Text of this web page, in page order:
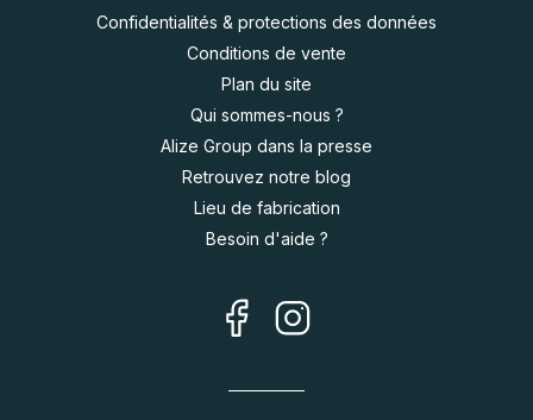
Confidentialités & protections des données
Conditions de vente
Plan du site
Qui sommes-nous ?
Alize Group dans la presse
Retrouvez notre blog
Lieu de fabrication
Besoin d'aide ?